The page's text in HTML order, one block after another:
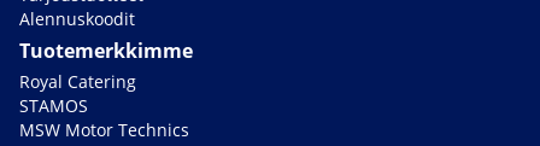
Alennuskoodit
Tuotemerkkimme
Royal Catering
STAMOS
MSW Motor Technics